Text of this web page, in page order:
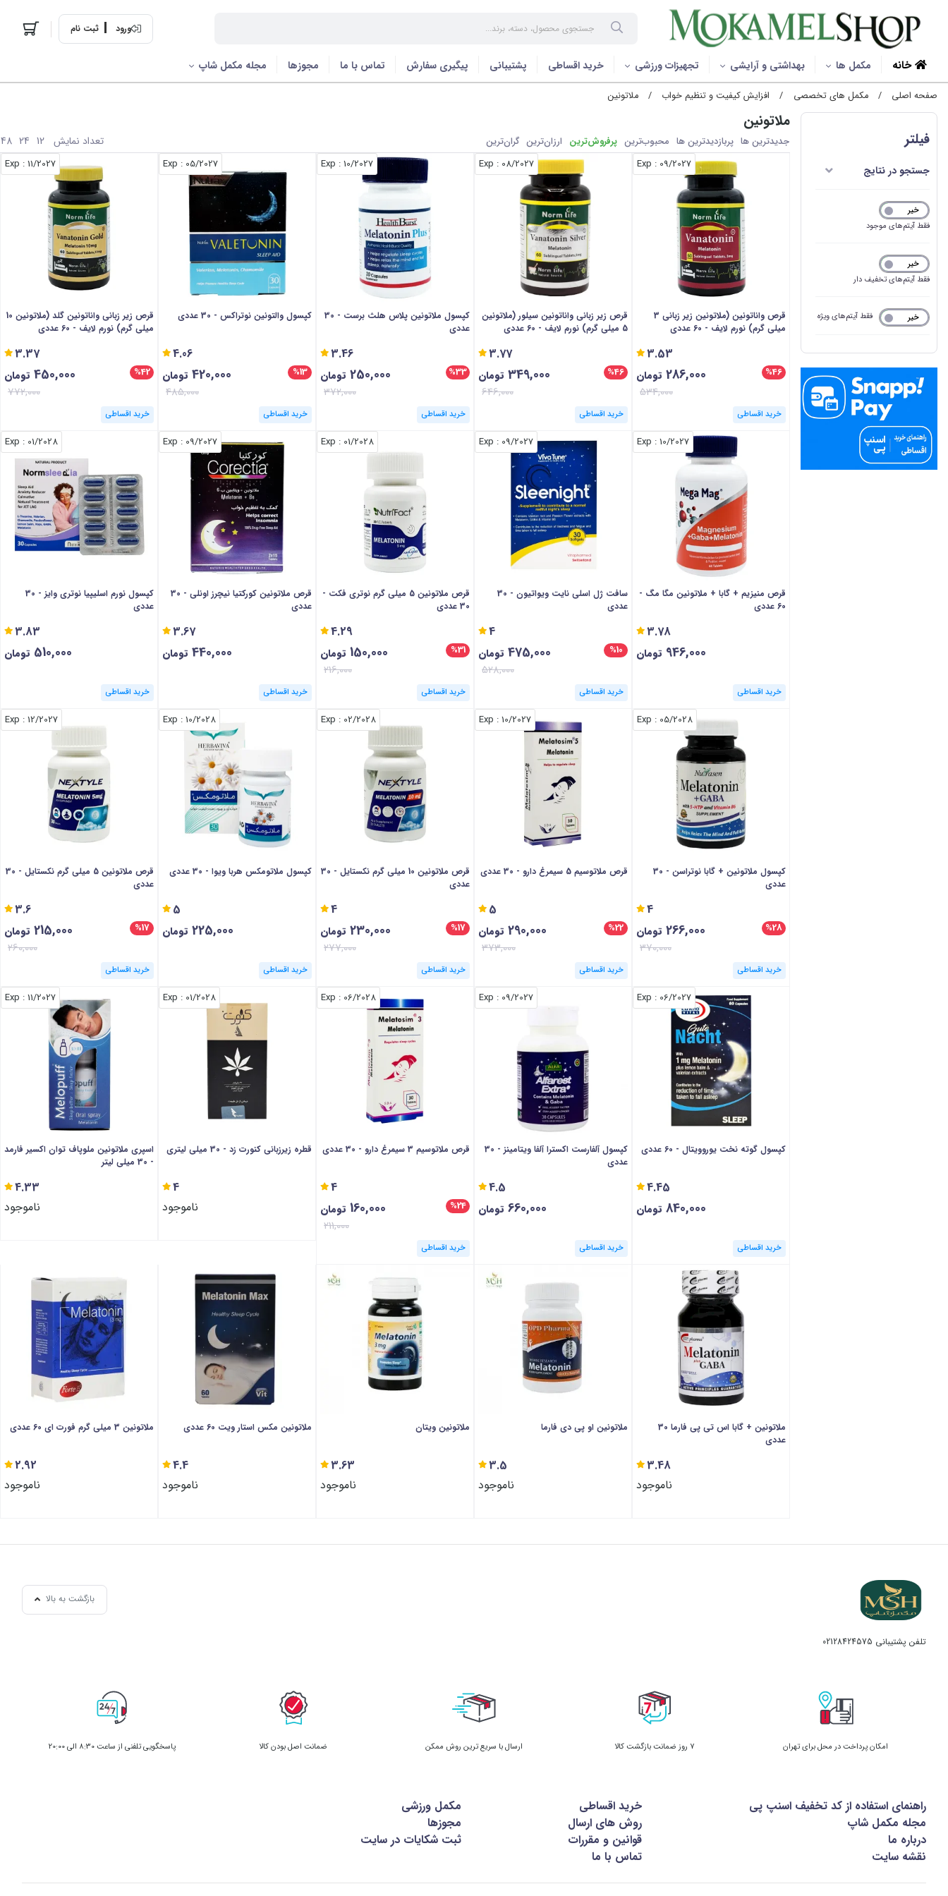
ورود ثبت نام
خانه مکمل ها بهداشتی و آرایشی تجهیزات ورزشی خرید اقساطی پشتیبانی پیگیری سفارش تماس با ما مجوزها مجله مکمل شاپ
صفحه اصلی / مکمل های تخصصی / افزایش کیفیت و تنظیم خواب / ملاتونین
فیلتر
جستجو در نتایج
خیر
فقط آیتم‌های موجود
خیر
فقط آیتم‌های تخفیف دار
بله خیر فقط آیتم‌های ویژه
ملاتونین
جدیدترین ها پربازدیدترین ها محبوب‌‌ترین پرفروش‌ترین ارزان‌ترین گران‌ترین تعداد نمایش 12
24
48
09/2027
: Exp
قرص واناتونین (ملاتونین زیر زبانی 3
میلی گرم) نورم لایف - 60 عددی
3.53
%46
286,000 تومان
534,000
خرید اقساطی
08/2027
: Exp
قرص زیر زبانی واناتونین سیلور (ملاتونین
5 میلی گرم) نورم لایف - 60 عددی
3.77
%46
349,000 تومان
646,000
خرید اقساطی
10/2027
: Exp
کپسول ملاتونین پلاس هلث برست - 30
عددی
3.46
%33
250,000 تومان
372,000
خرید اقساطی
05/2027
: Exp
کپسول والتونین نوتراکس - 30 عددی
4.06
%13
420,000 تومان
485,000
خرید اقساطی
11/2027
: Exp
قرص زیر زبانی واناتونین گلد (ملاتونین 10
میلی گرم) نورم لایف - 60 عددی
3.37
%42
450,000 تومان
772,000
خرید اقساطی
10/2027
: Exp
قرص منیزیم + گابا + ملاتونین مگا مگ -
60 عددی
3.78
946,000 تومان
خرید اقساطی
09/2027
: Exp
سافت ژل اسلی نایت ویواتیون - 30
عددی
4
%10
475,000 تومان
528,000
خرید اقساطی
01/2028
: Exp
قرص ملاتونین 5 میلی گرم نوتری فکت -
30 عددی
4.29
%31
150,000 تومان
216,000
خرید اقساطی
09/2027
: Exp
قرص ملاتونین کورکتیا نیچرز اونلی - 30
عددی
3.67
440,000 تومان
خرید اقساطی
01/2028
: Exp
کپسول نورم اسلیپیا نوتری وایز - 30
عددی
3.83
510,000 تومان
خرید اقساطی
05/2028
: Exp
کپسول ملاتونین + گابا نوتراسن - 30
عددی
4
%28
266,000 تومان
370,000
خرید اقساطی
10/2027
: Exp
قرص ملاتوسیم 5 سیمرغ دارو - 30 عددی
5
%22
290,000 تومان
373,000
خرید اقساطی
02/2028
: Exp
قرص ملاتونین 10 میلی گرم نکستایل - 30
عددی
4
%17
230,000 تومان
277,000
خرید اقساطی
10/2028
: Exp
کپسول ملاتومکس هربا ویوا - 30 عددی
5
225,000 تومان
خرید اقساطی
12/2027
: Exp
قرص ملاتونین 5 میلی گرم نکستایل - 30
عددی
3.6
%17
215,000 تومان
260,000
خرید اقساطی
06/2027
: Exp
کپسول گوته نخت یوروویتال - 60 عددی
4.45
840,000 تومان
خرید اقساطی
09/2027
: Exp
کپسول آلفارست اکسترا آلفا ویتامینز - 30
عددی
4.5
660,000 تومان
خرید اقساطی
06/2028
: Exp
قرص ملاتوسیم 3 سیمرغ دارو - 30 عددی
4
%24
160,000 تومان
211,000
خرید اقساطی
01/2028
: Exp
قطره زیرزبانی کنورت زد - 30 میلی لیتری
4
ناموجود
11/2027
: Exp
اسپری ملاتونین ملوپاف توان اکسیر فارمد
- 30 میلی لیتر
4.33
ناموجود
ملاتونین + گابا اس تی پی فارما 30
عددی
3.48
ناموجود
ملاتونین او پی دی فارما
3.5
ناموجود
ملاتونین ویتان
3.63
ناموجود
ملاتونین مکس استار ویت 60 عددی
4.4
ناموجود
ملاتونین 3 میلی گرم فورت ای 60 عددی
2.92
ناموجود
بازگشت به بالا
تلفن پشتیبانی 02128424575
امکان پرداخت در محل برای تهران 7 روز ضمانت بازگشت کالا ارسال با سریع ترین روش ممکن ضمانت اصل بودن کالا پاسخگویی تلفنی از ساعت 8:30 الی 20:00
راهنمای استفاده از کد تخفیف اسنپ پی خرید اقساطی
مکمل ورزشی
مجله مکمل شاپ
روش های ارسال
مجوزها
درباره ما
قوانین و مقررات
ثبت شکایات در سایت
نقشه سایت
تماس با ما